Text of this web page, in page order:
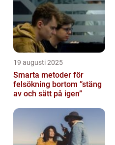
19 augusti 2025
Smarta metoder för
felsökning bortom ”stäng
av och sätt på igen”